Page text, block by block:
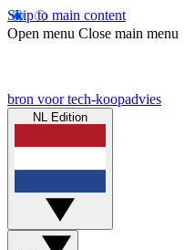
Skip to main content
Open menu Close main menu
bron voor tech-koopadvies
NL Edition